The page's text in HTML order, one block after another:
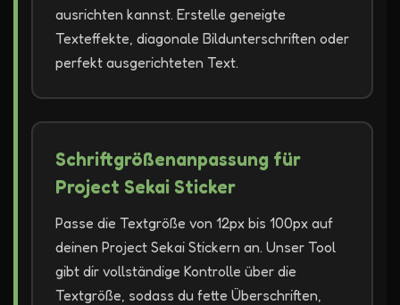
ausrichten kannst. Erstelle geneigte
Texteffekte, diagonale Bildunterschriften oder
perfekt ausgerichteten Text.
Schriftgrößenanpassung für
Project Sekai Sticker
Passe die Textgröße von 12px bis 100px auf
deinen Project Sekai Stickern an. Unser Tool
gibt dir vollständige Kontrolle über die
Textgröße, sodass du fette Überschriften,